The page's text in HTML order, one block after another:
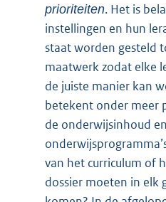
prioriteiten. Het is
instellingen en hun
staat worden gesteld
maatwerk zodat elke
de juiste manier kan
betekent onder meer
de onderwijsinhoud en
van het curriculum of
dossier moeten in elk